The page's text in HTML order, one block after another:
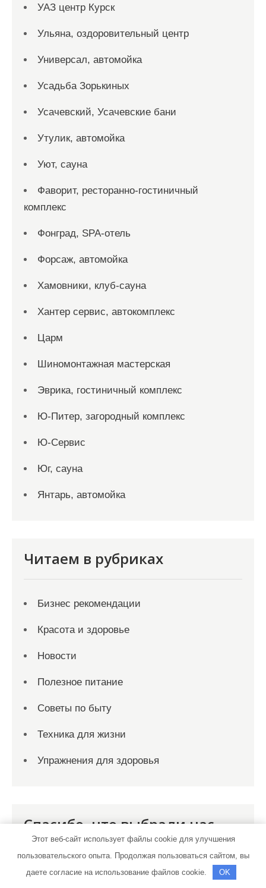
УАЗ центр Курск
Ульяна, оздоровительный центр
Универсал, автомойка
Усадьба Зорькиных
Усачевский, Усачевские бани
Утулик, автомойка
Уют, сауна
Фаворит, ресторанно-гостиничный
комплекс
Фонград, SPA-отель
Форсаж, автомойка
Хамовники, клуб-сауна
Хантер сервис, автокомплекс
Царм
Шиномонтажная мастерская
Эврика, гостиничный комплекс
Ю-Питер, загородный комплекс
Ю-Сервис
Юг, сауна
Янтарь, автомойка
Читаем в рубриках
Бизнес рекомендации
Красота и здоровье
Новости
Полезное питание
Советы по быту
Техника для жизни
Упражнения для здоровья
Спасибо, что выбрали нас
Этот веб-сайт использует файлы cookie для улучшения
пользовательского опыта. Продолжая пользоваться сайтом, вы
даете согласие на использование файлов cookie.
OK